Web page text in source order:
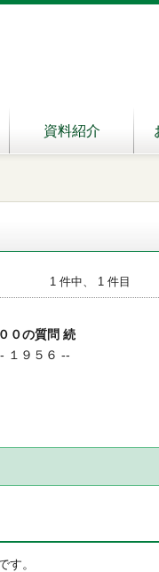
資料紹介
1 件中、 1 件目
０の質問 続
１９５６ --
す。